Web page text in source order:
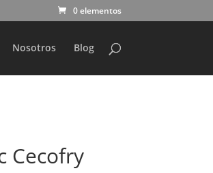
0 elementos
Nosotros Blog
Cecofry